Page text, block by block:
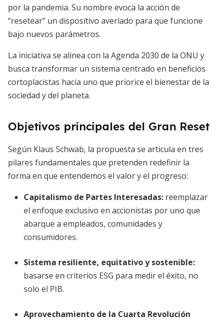
por la pandemia. Su nombre evoca la acción de
“resetear” un dispositivo averiado para que funcione
bajo nuevos parámetros.
La iniciativa se alinea con la Agenda 2030 de la ONU y
busca transformar un sistema centrado en beneficios
cortoplacistas hacia uno que priorice el bienestar de la
sociedad y del planeta.
Objetivos principales del Gran Reset
Según Klaus Schwab, la propuesta se articula en tres
pilares fundamentales que pretenden redefinir la
forma en que entendemos el valor y el progreso:
Capitalismo de Partes Interesadas: reemplazar
el enfoque exclusivo en accionistas por uno que
abarque a empleados, comunidades y
consumidores.
Sistema resiliente, equitativo y sostenible:
basarse en criterios ESG para medir el éxito, no
solo el PIB.
Aprovechamiento de la Cuarta Revolución